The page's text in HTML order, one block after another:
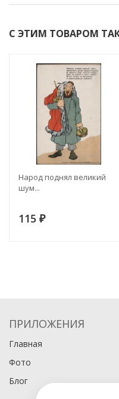
С ЭТИМ ТОВАРОМ
Народ поднял великий
шум...
115 ₽
ПРИЛОЖЕНИЯ
Главная
Фото
Блог